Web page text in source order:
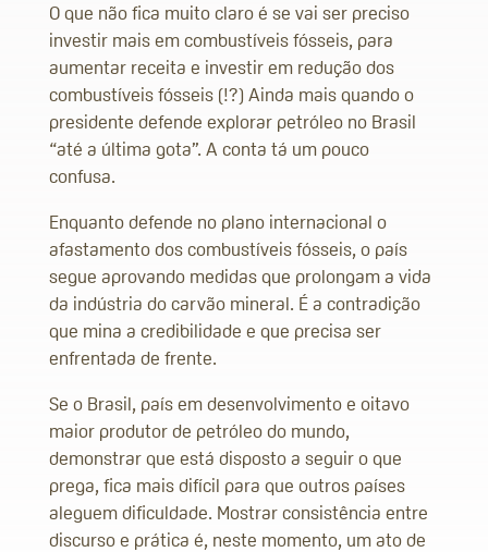
O que não fica muito claro é se vai ser preciso
investir mais em combustíveis fósseis, para
aumentar receita e investir em redução dos
combustíveis fósseis (!?) Ainda mais quando o
presidente defende explorar petróleo no Brasil
“até a última gota”. A conta tá um pouco
confusa.
Enquanto defende no plano internacional o
afastamento dos combustíveis fósseis, o país
segue aprovando medidas que prolongam a vida
da indústria do carvão mineral. É a contradição
que mina a credibilidade e que precisa ser
enfrentada de frente.
Se o Brasil, país em desenvolvimento e oitavo
maior produtor de petróleo do mundo,
demonstrar que está disposto a seguir o que
prega, fica mais difícil para que outros países
aleguem dificuldade. Mostrar consistência entre
discurso e prática é, neste momento, um ato de